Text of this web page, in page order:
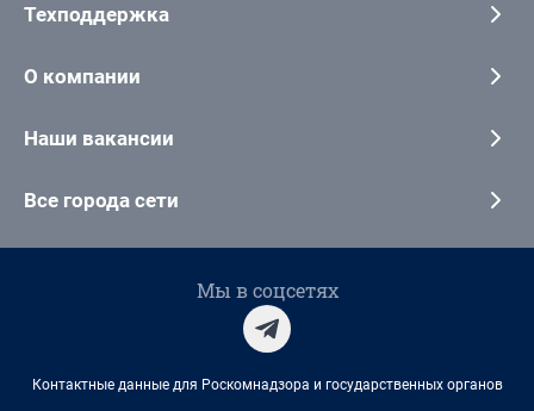
Техподдержка
О компании
Наши вакансии
Все города сети
Мы в соцсетях
Контактные данные для Роскомнадзора и государственных органов